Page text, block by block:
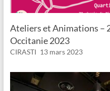
Ateliers et Animations –
Occitanie 2023
CIRASTI 13 mars 2023